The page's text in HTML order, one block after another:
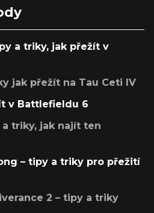
a triky, jak přežít v
jak přežít na Tau Ceti IV
v Battlefieldu 6
triky, jak najít ten
– tipy a triky pro přežití
2 – tipy a triky